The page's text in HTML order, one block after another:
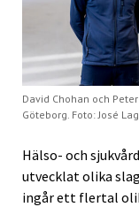
David Chohan och
Göteborg. Foto: José
Hälso- och
utvecklat olika
ingår ett flertal